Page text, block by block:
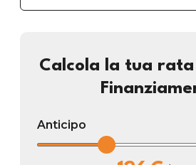
Calcola la tua rata
Anticipo